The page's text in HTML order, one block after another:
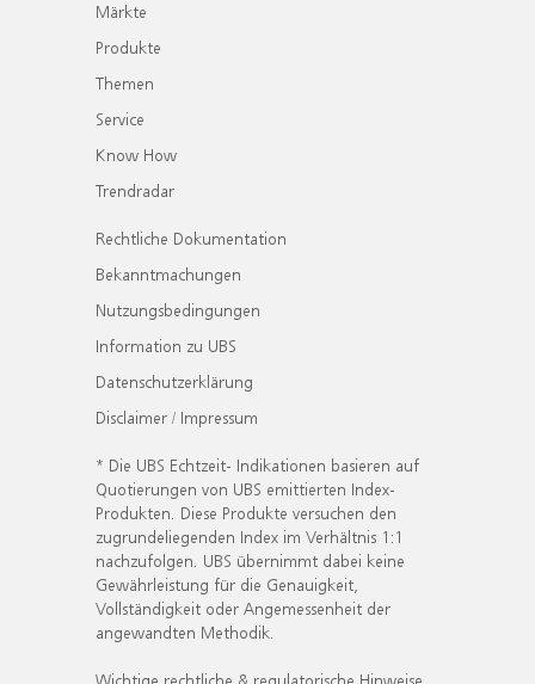
Märkte
Produkte
Themen
Service
Know How
Trendradar
Rechtliche Dokumentation
Bekanntmachungen
Nutzungsbedingungen
Information zu UBS
Datenschutzerklärung
Disclaimer / Impressum
* Die UBS Echtzeit- Indikationen basieren auf
Quotierungen von UBS emittierten Index-
Produkten. Diese Produkte versuchen den
zugrundeliegenden Index im Verhältnis 1:1
nachzufolgen. UBS übernimmt dabei keine
Gewährleistung für die Genauigkeit,
Vollständigkeit oder Angemessenheit der
angewandten Methodik.